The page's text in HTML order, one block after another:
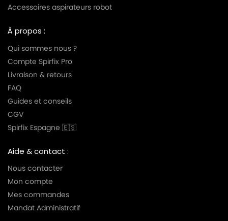
Accessoires aspirateurs robot
À propos :
Qui sommes nous ?
Compte Spirfix Pro
Livraison & retours
FAQ
Guides et conseils
CGV
Spirfix Espagne 🇪🇸
Aide & contact :
Nous contacter
Mon compte
Mes commandes
Mandat Administratif